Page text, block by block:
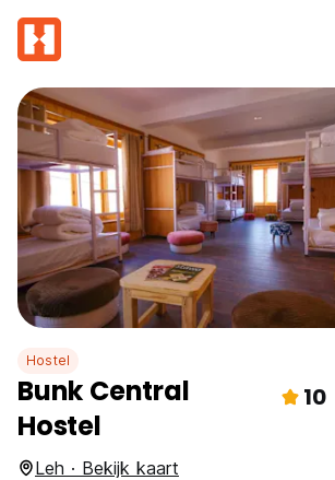
Hostel
Bunk Central
Hostel
10
Leh · Bekijk kaart